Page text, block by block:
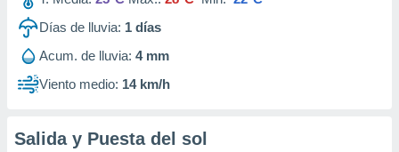
1199
Días de lluvia: 1 días
Acum. de lluvia: 4 mm
Viento medio: 14 km/h
Salida y Puesta del sol